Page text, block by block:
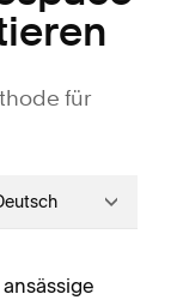
für